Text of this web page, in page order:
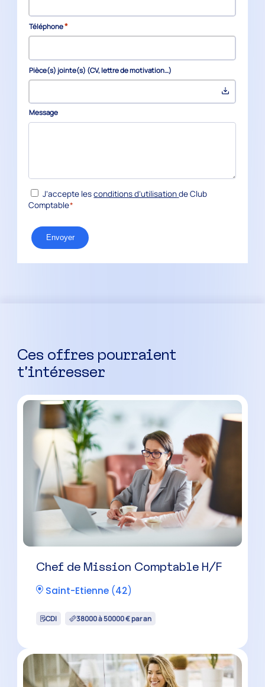
Téléphone*
Pièce(s) jointe(s) (CV, lettre de motivation…)
Message
RGPD*
J’accepte lesconditions d’utilisationde Club
Comptable*
Envoyer
Ces offres pourraient
t’intéresser
Chef de Mission Comptable H/F
Saint-Etienne (42)
CDI 38000 à 50000 € par an